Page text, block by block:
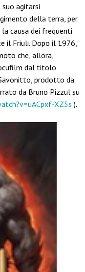
agitarsi
della terra, per
causa dei frequenti
il Friuli. Dopo il 1976,
che, allora,
dal titolo
prodotto da
da Bruno Pizzul su
XZ5s ).